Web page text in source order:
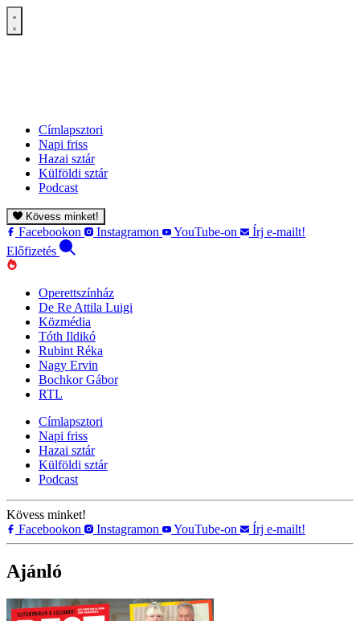
Címlapsztori
Napi friss
Hazai sztár
Külföldi sztár
Podcast
Kövess minket!
Facebookon Instagramon YouTube-on
Írj e-mailt!
Előfizetés
Operettszínház
De Re Attila Luigi
Közmédia
Tóth Ildikó
Rubint Réka
Nagy Ervin
Bochkor Gábor
RTL
Címlapsztori
Napi friss
Hazai sztár
Külföldi sztár
Podcast
Kövess minket!
Facebookon
Instagramon YouTube-on Írj e-mailt!
Ajánló